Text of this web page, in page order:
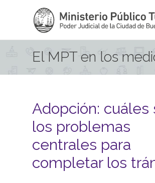
El MPT en los
Adopción: cuáles
los problemas
centrales para
completar los